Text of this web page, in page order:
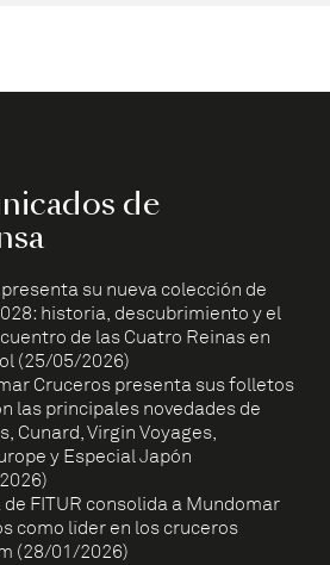
de
su nueva colección de
historia, descubrimiento y el
de las Cuatro Reinas en
(25/05/2026)
Cruceros presenta sus folletos
las principales novedades de
Cunard, Virgin Voyages,
y Especial Japón
FITUR consolida a Mundomar
como líder en los cruceros
(28/01/2026)